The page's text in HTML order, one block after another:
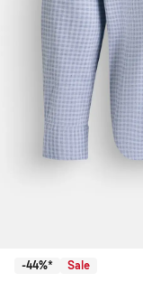
-44%* Sale